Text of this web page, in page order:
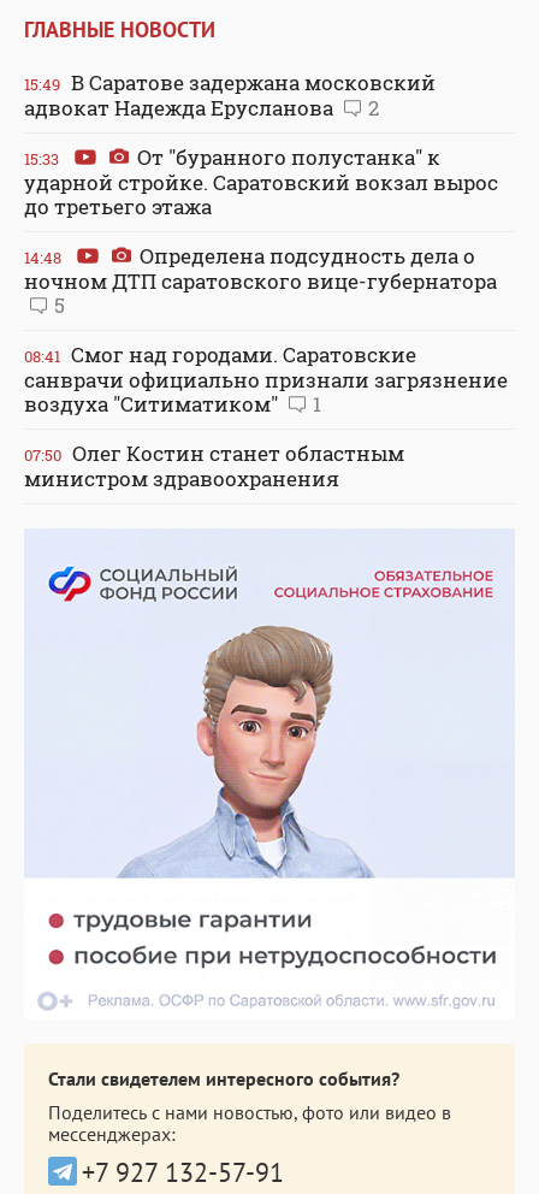
ГЛАВНЫЕ НОВОСТИ
15:49 В Саратове задержана московский
адвокат Надежда Ерусланова
2
15:33
От "буранного полустанка" к
ударной стройке. Саратовский вокзал вырос
до третьего этажа
14:48
Определена подсудность дела о
ночном ДТП саратовского вице-губернатора
5
08:41 Смог над городами. Саратовские
санврачи официально признали загрязнение
воздуха "Ситиматиком"
1
07:50 Олег Костин станет областным
министром здравоохранения
Стали свидетелем интересного события?
Поделитесь с нами новостью, фото или видео в
мессенджерах:
+7 927 132-57-91